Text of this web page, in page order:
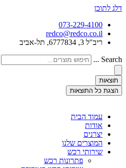
דלג לתוכן
073-229-4100
redco@redco.co.il
ריב"ל 3, 6777834, תל-אביב
Search ...
תוצאות
הצגת כל התוצאות
עמוד הבית
אודות
יצרנים
המוצרים שלנו
שירותי רכש
פתרונות רכש